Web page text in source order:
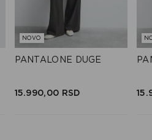
NOVO
PANTALONE DUGE
15.990,00 RSD